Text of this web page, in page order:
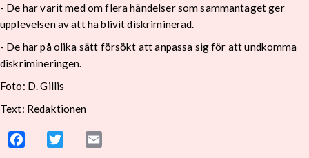
- De har varit med om flera händelser som sammantaget ger
upplevelsen av att ha blivit diskriminerad.
- De har på olika sätt försökt att anpassa sig för att undkomma
diskrimineringen.
Foto: D. Gillis
Text: Redaktionen
Facebook Twitter